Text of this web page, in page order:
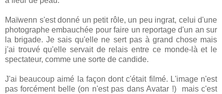
Maïwenn s'est donné un petit rôle, un peu ingrat, celui d'une
photographe embauchée pour faire un reportage d'un an sur
la brigade. Je sais qu'elle ne sert pas à grand chose mais
j'ai trouvé qu'elle servait de relais entre ce monde-là et le
spectateur, comme une sorte de candide.
J'ai beaucoup aimé la façon dont c'était filmé. L'image n'est
pas forcément belle (on n'est pas dans Avatar !) mais c'est